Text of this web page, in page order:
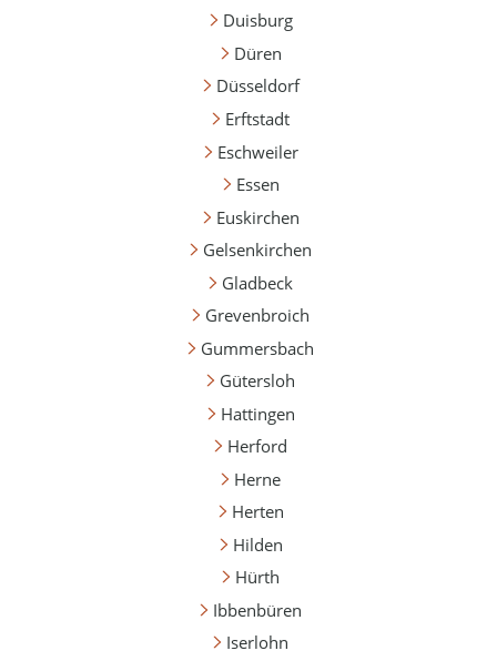
Duisburg
Düren
Düsseldorf
Erftstadt
Eschweiler
Essen
Euskirchen
Gelsenkirchen
Gladbeck
Grevenbroich
Gummersbach
Gütersloh
Hattingen
Herford
Herne
Herten
Hilden
Hürth
Ibbenbüren
Iserlohn